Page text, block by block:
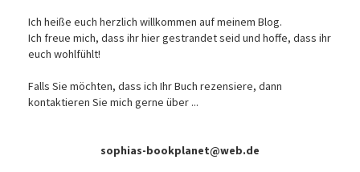
Ich heiße euch herzlich willkommen auf meinem Blog.
Ich freue mich, dass ihr hier gestrandet seid und hoffe, dass ihr
euch wohlfühlt!
Falls Sie möchten, dass ich Ihr Buch rezensiere, dann
kontaktieren Sie mich gerne über ...
sophias-bookplanet@web.de